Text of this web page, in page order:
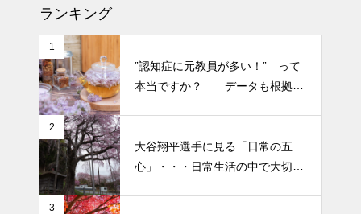
り癖がついてしまって・・・恥
ずかしぃ～ (〃ﾉωﾉ)
「食生活習慣の改善」が今年の
テーマです。
ランキング
1
”認知症に元教員が多い！” って
本当ですか？ データも根拠も
2
大谷翔平選手に見る「日常の五
心」・・・日常生活の中で大切
3